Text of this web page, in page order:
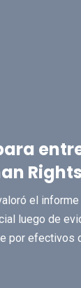
el
luego de
por efectivos